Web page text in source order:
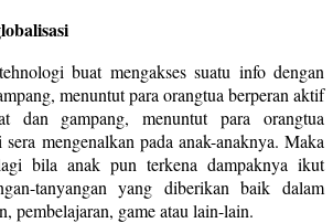
buat mengakses suatu info dengan
menuntut para orangtua berperan aktif
dan gampang, menuntut para orangtua
mengenalkan pada anak-anaknya. Maka
bila anak pun terkena dampaknya ikut
tanyangan yang diberikan baik dalam
pembelajaran, game atau lain-lain.